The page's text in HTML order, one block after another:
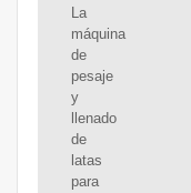
La
máquina
de
pesaje
y
llenado
de
latas
para